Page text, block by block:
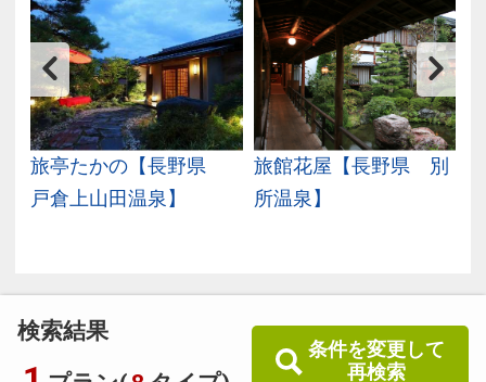
検索結果
条件を変更して
再検索
旅亭たかの【長野県
戸倉上山田温泉】
旅館花屋【長野県 別
所温泉】